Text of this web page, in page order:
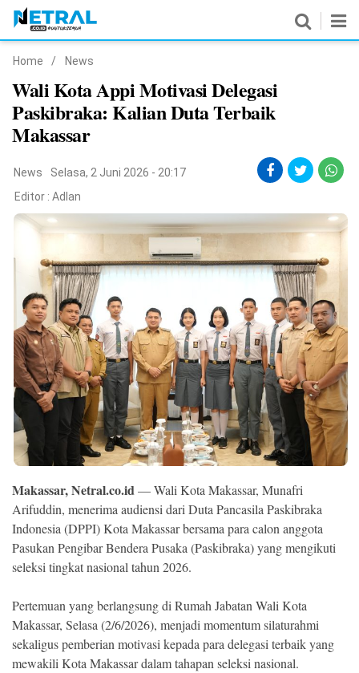
Nasional
Pemerintahan
Hukrim
Pendidikan
Peristiwa
Olahraga
Ekonomi
Memori
©
Copyright
2026
NETRAL
.
All
Home / News
Wali Kota Appi Motivasi Delegasi
Paskibraka: Kalian Duta Terbaik
Makassar
News
Selasa, 2 Juni 2026 - 20:17
Editor : Adlan
Makassar, Netral.co.id— Wali Kota Makassar, Munafri
Arifuddin, menerima audiensi dari Duta Pancasila Paskibraka
Indonesia (DPPI) Kota Makassar bersama para calon anggota
Pasukan Pengibar Bendera Pusaka (Paskibraka) yang mengikuti
seleksi tingkat nasional tahun 2026.
Pertemuan yang berlangsung di Rumah Jabatan Wali Kota
Makassar, Selasa (2/6/2026), menjadi momentum silaturahmi
sekaligus pemberian motivasi kepada para delegasi terbaik yang
mewakili Kota Makassar dalam tahapan seleksi nasional.